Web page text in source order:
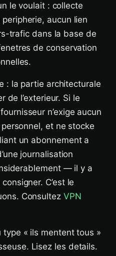
le voulait : collecte
aucun lien
trafic dans la base de
de conservation
: la partie architecturale
de l’exterieur. Si le
n’exige aucun
et ne stocke
un abonnement a
journalisation
— il y a
C’est le
Consultez VPN
« ils mentent tous »
Lisez les details.